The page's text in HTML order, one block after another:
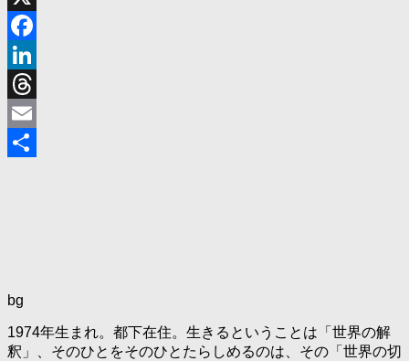
X
Facebook
LinkedIn
Threads
Email
bg
1974年生まれ。都下在住。生きるということは「世界の解
釈」、そのひとをそのひとたらしめるのは、その「世界の切